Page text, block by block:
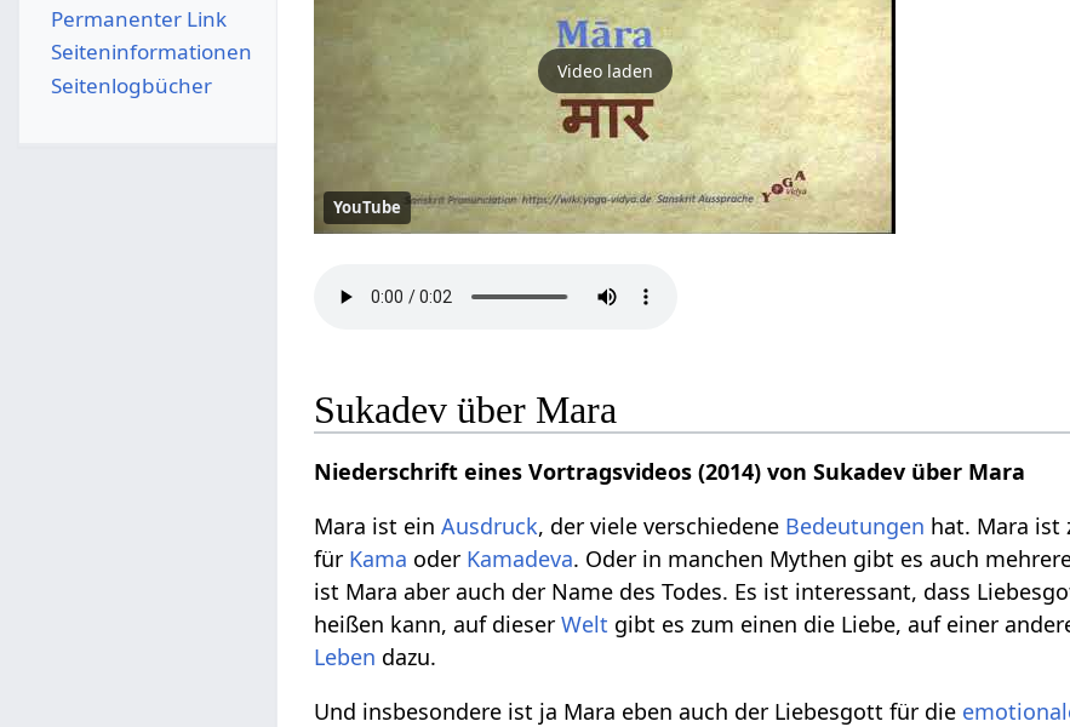
Video laden
YouTube
Sukadev über Mara
Niederschrift eines Vortragsvideos (2014) von Sukadev über Mara
Mara ist einAusdruck, der viele verschiedene Bedeutungen hat. Mara ist
für Kama oder Kamadeva. Oder in manchen Mythen gibt es auch
ist Mara aber auch der Name des Todes. Es ist interessant, dass
heißen kann, auf dieserWelt gibt es zum einen die Liebe, auf einer
Leben dazu.
Und insbesondere ist ja Mara eben auch der Liebesgott für die
Permanenter Link
Seiten­­informationen
Seitenlogbücher